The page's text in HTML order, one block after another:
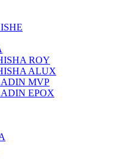
ROY
ALUX
MVP
EPOX